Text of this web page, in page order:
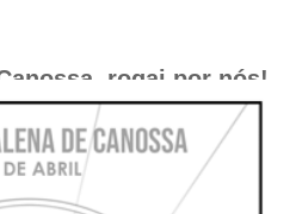
rogai por nós!